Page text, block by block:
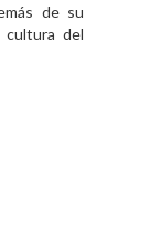
de su
del